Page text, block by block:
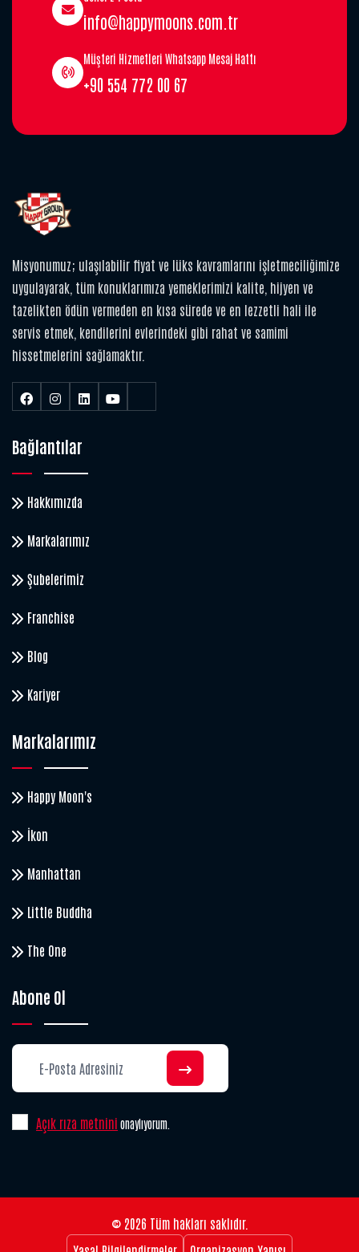
info@happymoons.com.tr
Müşteri Hizmetleri Whatsapp Mesaj Hattı
+90 554 772 00 67
Misyonumuz; ulaşılabilir fiyat ve lüks kavramlarını işletmeciliğimize
uygulayarak, tüm konuklarımıza yemeklerimizi kalite, hijyen ve
tazelikten ödün vermeden en kısa sürede ve en lezzetli hali ile
servis etmek, kendilerini evlerindeki gibi rahat ve samimi
hissetmelerini sağlamaktır.
Bağlantılar
Hakkımızda
Markalarımız
Şubelerimiz
Franchise
Blog
Kariyer
Markalarımız
Happy Moon's
İkon
Manhattan
Little Buddha
The One
Abone Ol
Açık rıza metnini onaylıyorum.
© 2026 Tüm hakları saklıdır.